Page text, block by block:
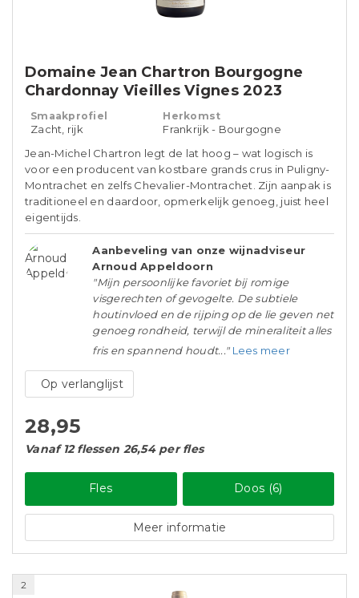
Domaine Jean Chartron Bourgogne
Chardonnay Vieilles Vignes 2023
Smaakprofiel
Zacht, rijk
Herkomst
Frankrijk - Bourgogne
Jean-Michel Chartron legt de lat hoog – wat logisch is
voor een producent van kostbare grands crus in Puligny-
Montrachet en zelfs Chevalier-Montrachet. Zijn aanpak is
traditioneel en daardoor, opmerkelijk genoeg, juist heel
eigentijds.
Aanbeveling van onze wijnadviseur
Arnoud Appeldoorn
"Mijn persoonlijke favoriet bij romige
visgerechten of gevogelte. De subtiele
houtinvloed en de rijping op de lie geven net
genoeg rondheid, terwijl de mineraliteit alles
fris en spannend houdt..." Lees meer
Op verlanglijst
28,95
Vanaf 12 flessen 26,54 per fles
Fles Doos (6)
Meer informatie
2